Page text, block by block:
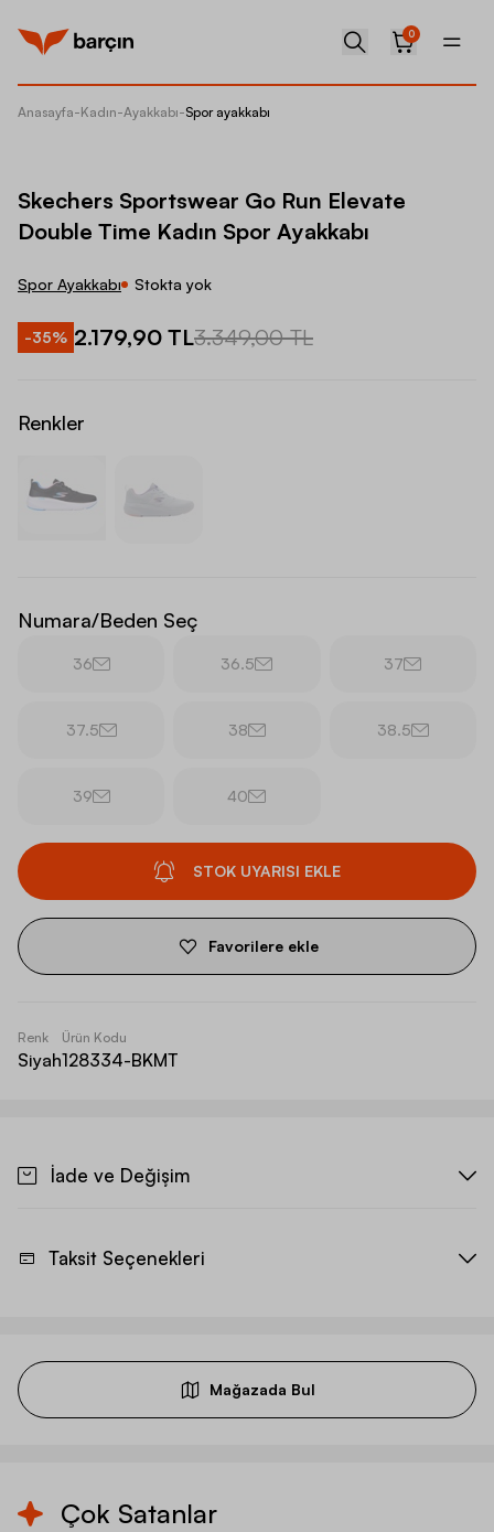
0
Anasayfa-Kadın-Ayakkabı-Spor ayakkabı
Skechers Sportswear Go Run Elevate
Double Time Kadın Spor Ayakkabı
Spor Ayakkabı Stokta yok
-35% 2.179,90 TL3.349,00 TL
Renkler
Numara/Beden Seç
36 36.5 37
37.5 38 38.5
39 40
STOK UYARISI EKLE
Favorilere ekle
Renk
Siyah
Ürün Kodu
128334-BKMT
İade ve Değişim
Taksit Seçenekleri
Mağazada Bul
Çok Satanlar